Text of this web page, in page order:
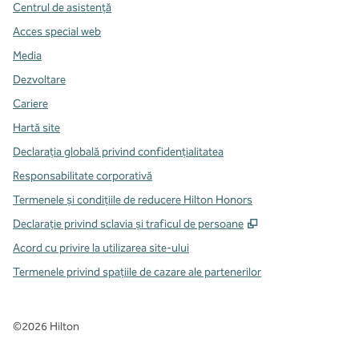
Centrul de asistență
Acces special web
Media
Dezvoltare
Cariere
Hartă site
Declarația globală privind confidenţialitatea
Responsabilitate corporativă
Termenele și condițiile de reducere Hilton Honors
Declarație privind sclavia și traficul de persoane
,
Acord cu privire la utilizarea site-ului
Termenele privind spațiile de cazare ale partenerilor
©2026 Hilton